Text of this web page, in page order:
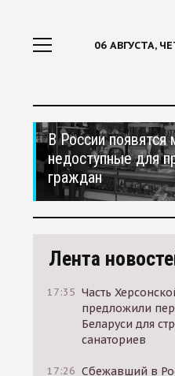
06 АВГУСТА,
В России появятся
недоступные для
граждан
Лента
17:35 Часть
предложили
Беларуси для
санаториев
17:26 Сбежавший в